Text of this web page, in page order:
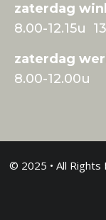
zaterdag
8.00-12.15u
zaterdag
8.00-12.00u
© 2025 • All Rights